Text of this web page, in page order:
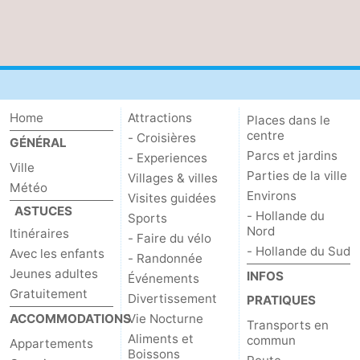
Home
GÉNÉRAL
Ville
Météo
ASTUCES
Itinéraires
Avec les enfants
Jeunes adultes
Gratuitement
ACCOMMODATIONS
Appartements
Attractions
- Croisières
- Experiences
Villages & villes
Visites guidées
Sports
- Faire du vélo
- Randonnée
Événements
Divertissement
Vie Nocturne
Aliments et
Boissons
Places dans le
centre
Parcs et jardins
Parties de la ville
Environs
- Hollande du
Nord
- Hollande du Sud
INFOS
PRATIQUES
Transports en
commun